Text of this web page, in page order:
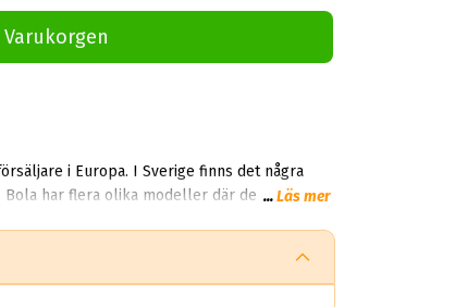
finns det några
har flera olika modeller där det kallas
...Läs mer